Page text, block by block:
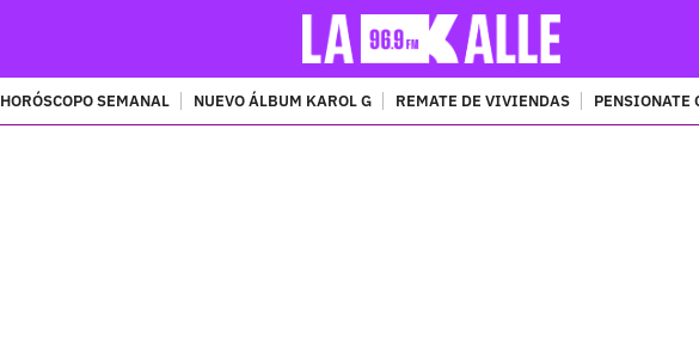
HORÓSCOPO SEMANAL NUEVO ÁLBUM KAROL G REMATE DE VIVIENDAS PENSIONATE